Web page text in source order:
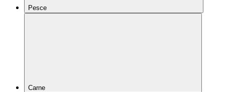
Pesce
Carne